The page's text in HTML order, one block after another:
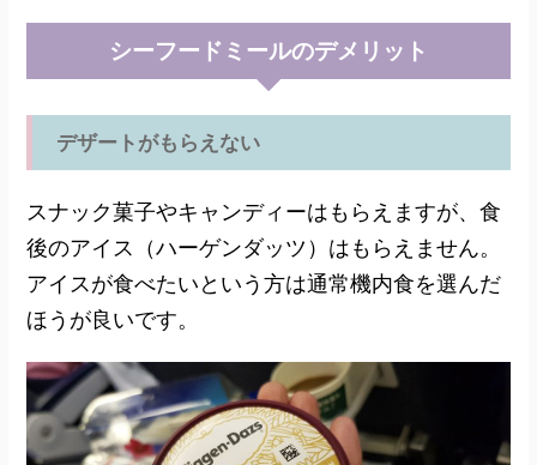
シーフードミールのデメリット
デザートがもらえない
スナック菓子やキャンディーはもらえますが、食
後のアイス（ハーゲンダッツ）はもらえません。
アイスが食べたいという方は通常機内食を選んだ
ほうが良いです。